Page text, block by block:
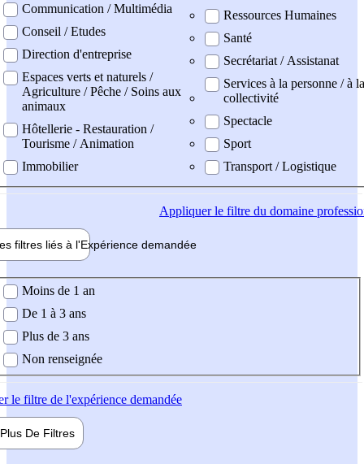
Communication / Multimédia
Conseil / Etudes
Direction d'entreprise
Espaces verts et naturels /
Agriculture / Pêche / Soins aux
animaux
Hôtellerie - Restauration /
Tourisme / Animation
Immobilier
Ressources Humaines
Santé
Secrétariat / Assistanat
Services à la personne / à la
collectivité
Spectacle
Sport
Transport / Logistique
Appliquerle filtre du domaine
filtres liés à l'Expérience demandée
demandée
Moins de 1 an
De 1 à 3 ans
Plus de 3 ans
Non renseignée
le filtre de l'expérience demandée
Plus De Filtres